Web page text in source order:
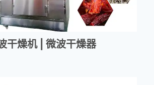
干燥机 | 微波干燥器